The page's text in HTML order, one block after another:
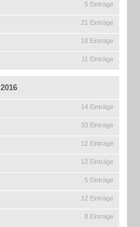
5 Einträge
21 Einträge
18 Einträge
11 Einträge
2016
14 Einträge
33 Einträge
12 Einträge
12 Einträge
5 Einträge
12 Einträge
8 Einträge